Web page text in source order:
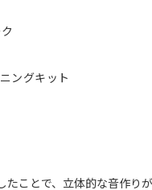
ングキット
ことで、立体的な音作り